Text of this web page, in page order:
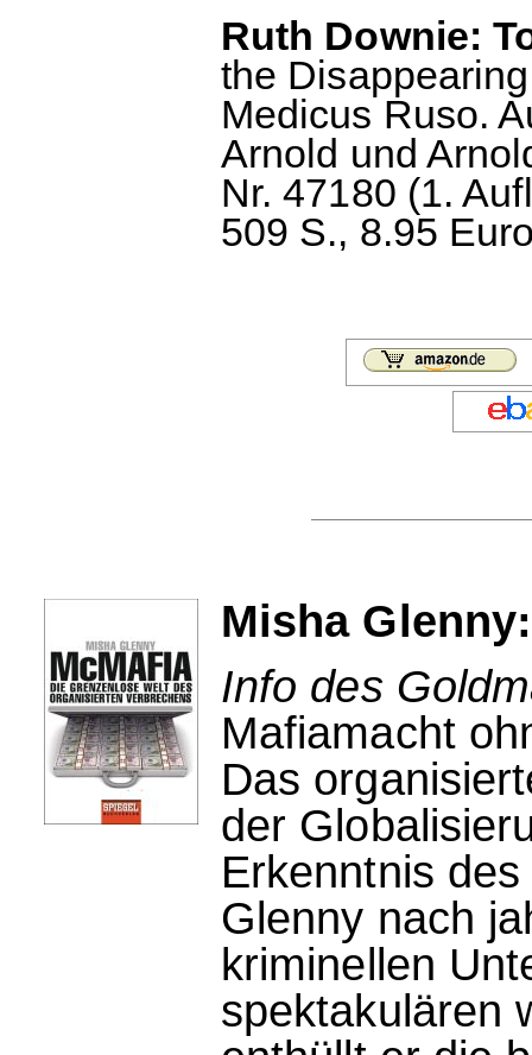
Ruth Downie:
the
Medicus Ruso.
Arnold und
Nr. 47180 (1.
509 S., 8.95
Misha
Info des
Mafiamacht
Das
der
Erkenntnis
Glenny nach
kriminellen
spektakulären